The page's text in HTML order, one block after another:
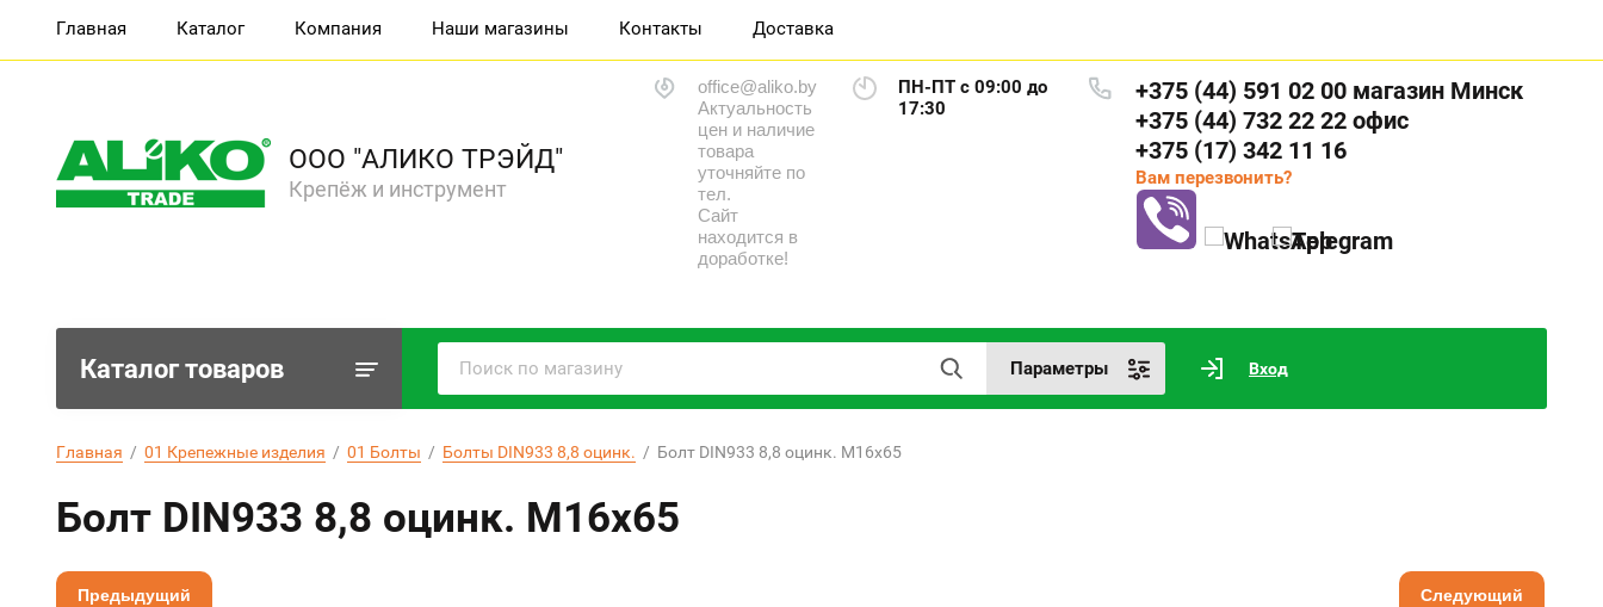
Главная Каталог Компания Наши магазины Контакты Доставка
ООО "АЛИКО ТРЭЙД"
Крепёж и инструмент
office@aliko.by
Актуальность
цен и наличие
товара
уточняйте по
тел.
Сайт
находится в
доработке!
ПН-ПТ с 09:00 до
17:30
+375 (44) 591 02 00 магазин Минск
+375 (44) 732 22 22 офис
+375 (17) 342 11 16
Вам перезвонить?
Каталог товаров Параметры Вход
Главная
  /
01 Крепежные изделия
  /
01 Болты
  /
Болты DIN933 8,8 оцинк.
  /  Болт DIN933 8,8 оцинк. M16х65
Болт DIN933 8,8 оцинк. M16х65
Предыдущий Следующий